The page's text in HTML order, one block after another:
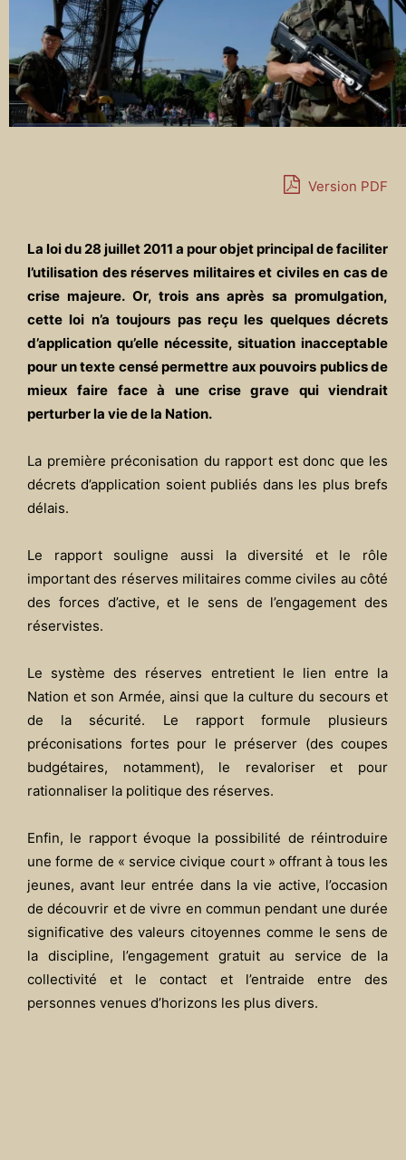
Version PDF
La loi du 28 juillet 2011 a pour objet principal de faciliter
l’utilisation des réserves militaires et civiles en cas de
crise majeure. Or, trois ans après sa promulgation,
cette loi n’a toujours pas reçu les quelques décrets
d’application qu’elle nécessite, situation inacceptable
pour un texte censé permettre aux pouvoirs publics de
mieux faire face à une crise grave qui viendrait
perturber la vie de la Nation.
La première préconisation du rapport est donc que les
décrets d’application soient publiés dans les plus brefs
délais.
Le rapport souligne aussi la diversité et le rôle
important des réserves militaires comme civiles au côté
des forces d’active, et le sens de l’engagement des
réservistes.
Le système des réserves entretient le lien entre la
Nation et son Armée, ainsi que la culture du secours et
de la sécurité. Le rapport formule plusieurs
préconisations fortes pour le préserver (des coupes
budgétaires, notamment), le revaloriser et pour
rationnaliser la politique des réserves.
Enfin, le rapport évoque la possibilité de réintroduire
une forme de « service civique court » offrant à tous les
jeunes, avant leur entrée dans la vie active, l’occasion
de découvrir et de vivre en commun pendant une durée
significative des valeurs citoyennes comme le sens de
la discipline, l’engagement gratuit au service de la
collectivité et le contact et l’entraide entre des
personnes venues d’horizons les plus divers.